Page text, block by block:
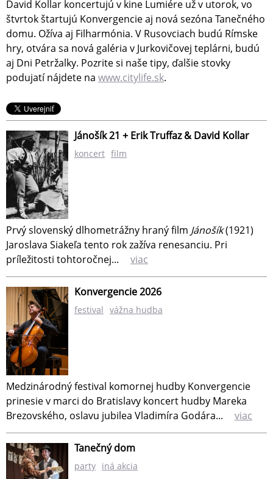
David Kollar koncertujú v kine Lumiére už v utorok, vo
štvrtok štartujú Konvergencie aj nová sezóna Tanečného
domu. Ožíva aj Filharmónia. V Rusovciach budú Rímske
hry, otvára sa nová galéria v Jurkovičovej teplárni, budú
aj Dni Petržalky. Pozrite si naše tipy, ďalšie stovky
podujatí nájdete na www.citylife.sk.
Jánošík 21 + Erik Truffaz & David Kollar
koncert film
Prvý slovenský dlhometrážny hraný film Jánošík(1921)
Jaroslava Siakeľa tento rok zažíva renesanciu. Pri
príležitosti tohtoročnej...
viac
Konvergencie 2026
festival vážna hudba
Medzinárodný festival komornej hudby Konvergencie
prinesie v marci do Bratislavy koncert hudby Mareka
Brezovského, oslavu jubilea Vladimíra Godára...
viac
Tanečný dom
party iná akcia